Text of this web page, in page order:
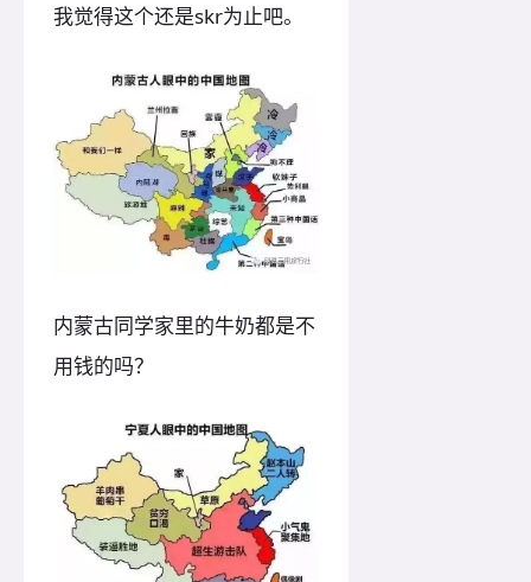
我觉得这个还是skr为止吧。
内蒙古同学家里的牛奶都是不
用钱的吗？